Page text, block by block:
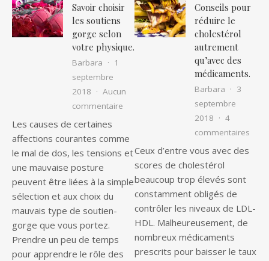
Savoir choisir
les soutiens
gorge selon
votre physique.
Barbara
1
septembre
2018
Aucun
commentaire sur Savoir choisir les soutiens gorge
Les causes de certaines
affections courantes comme
le mal de dos, les tensions et
une mauvaise posture
peuvent être liées à la simple
sélection et aux choix du
mauvais type de soutien-
gorge que vous portez.
Prendre un peu de temps
pour apprendre le rôle des
Conseils pour
réduire le
cholestérol
autrement
qu’avec des
médicaments.
Barbara
3
septembre
2018
4
commentaires
Ceux d’entre vous avec des
scores de cholestérol
beaucoup trop élevés sont
constamment obligés de
contrôler les niveaux de LDL-
HDL. Malheureusement, de
nombreux médicaments
prescrits pour baisser le taux